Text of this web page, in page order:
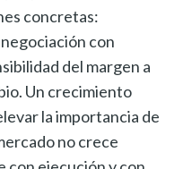
concretas:
con
del margen a
Un crecimiento
la importancia de
no crece